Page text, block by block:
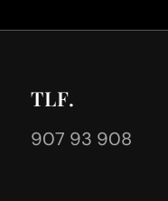
TLF.
907 93 908